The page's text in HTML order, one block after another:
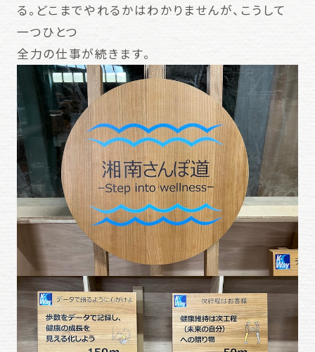
る。どこまでやれるかはわかりませんが、こうして
一つひとつ
全力の仕事が続きます。